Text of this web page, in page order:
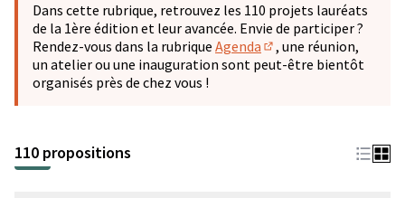
−
Dans cette rubrique, retrouvez les 110 projets lauréats
de la 1ère édition et leur avancée. Envie de participer ?
Rendez-vous dans la rubrique Agenda
(S'ouvre dans un
, une réunion,
un atelier ou une inauguration sont peut-être bientôt
organisés près de chez vous !
110 propositions